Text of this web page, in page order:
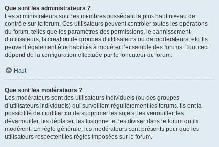
Que sont les administrateurs ?
Les administrateurs sont les membres possédant le plus haut niveau de
contrôle sur le forum. Ces utilisateurs peuvent contrôler toutes les opérations
du forum, telles que les paramètres des permissions, le bannissement
d’utilisateurs, la création de groupes d’utilisateurs ou de modérateurs, etc. Ils
peuvent également être habilités à modérer l’ensemble des forums. Tout ceci
dépend de la configuration effectuée par le fondateur du forum.
Haut
Que sont les modérateurs ?
Les modérateurs sont des utilisateurs individuels (ou des groupes
d’utilisateurs individuels) qui surveillent régulièrement les forums. Ils ont la
possibilité de modifier ou de supprimer les sujets, les verrouiller, les
déverrouiller, les déplacer, les fusionner et les diviser dans le forum qu’ils
modèrent. En règle générale, les modérateurs sont présents pour que les
utilisateurs respectent les règles imposées sur le forum.